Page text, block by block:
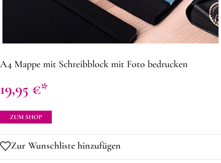
A4 Mappe mit Schreibblock mit Foto bedrucken
19,95 €
ZUM SHOP
Zur Wunschliste hinzufügen